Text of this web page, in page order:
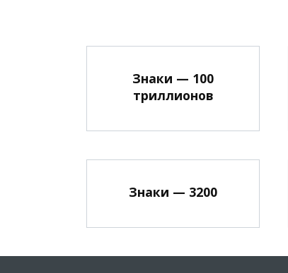
Знаки — 100
триллионов
Знаки — 3200